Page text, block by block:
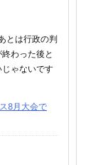
とは行政の判
わった後と
ゃないです
8月大会で